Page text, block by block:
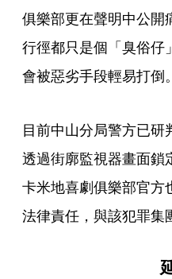
俱樂部更在聲明中公開
行徑都只是個「臭俗仔
會被惡劣手段輕易打倒。
目前中山分局警方已
透過街廓監視器畫面鎖
卡米地喜劇俱樂部官方
法律責任，與該犯罪集